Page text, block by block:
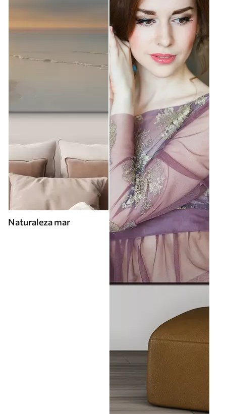
Naturaleza mar